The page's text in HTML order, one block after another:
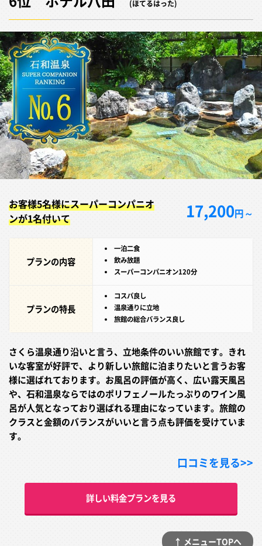
(ほてるはった)
お客様5名様にスーパーコンパニオ
ンが1名付いて
17,200円～
プランの内容
一泊二食
飲み放題
スーパーコンパニオン120分
プランの特長
コスパ良し
温泉通りに立地
旅館の総合バランス良し
さくら温泉通り沿いと言う、立地条件のいい旅館です。きれ
いな客室が好評で、より新しい旅館に泊まりたいと言うお客
様に選ばれております。お風呂の評価が高く、広い露天風呂
や、石和温泉ならではのポリフェノールたっぷりのワイン風
呂が人気となっており選ばれる理由になっています。旅館の
クラスと金額のバランスがいいと言う点も評価を受けていま
す。
口コミを見る>>
詳しい料金プランを見る
↑ メニューTOPへ